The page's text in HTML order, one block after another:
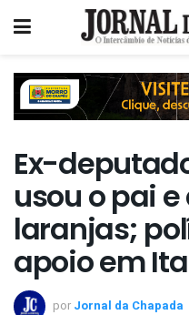
Ex-
usou o pai
laranjas;
apoio em
por Jornal da Chapada